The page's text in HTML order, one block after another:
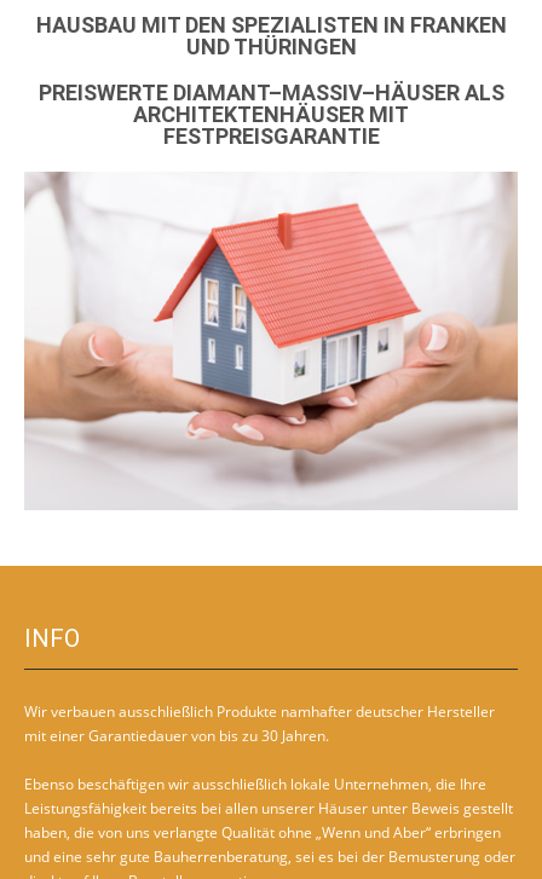
HAUSBAU MIT DEN SPEZIALISTEN IN FRANKEN
UND THÜRINGEN
PREISWERTE DIAMANT–MASSIV–HÄUSERALS
ARCHITEKTENHÄUSER MIT
FESTPREISGARANTIE
INFO
Wir verbauen ausschließlich Produkte namhafter deutscher Hersteller
mit einer Garantiedauer von bis zu 30 Jahren.
Ebenso beschäftigen wir ausschließlich lokale Unternehmen, die Ihre
Leistungsfähigkeit bereits bei allen unserer Häuser unter Beweis gestellt
haben, die von uns verlangte Qualität ohne „Wenn und Aber“ erbringen
und eine sehr gute Bauherrenberatung, sei es bei der Bemusterung oder